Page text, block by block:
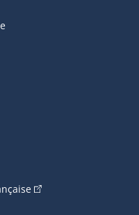
(Cet hyperlien
externe s'ouvrira